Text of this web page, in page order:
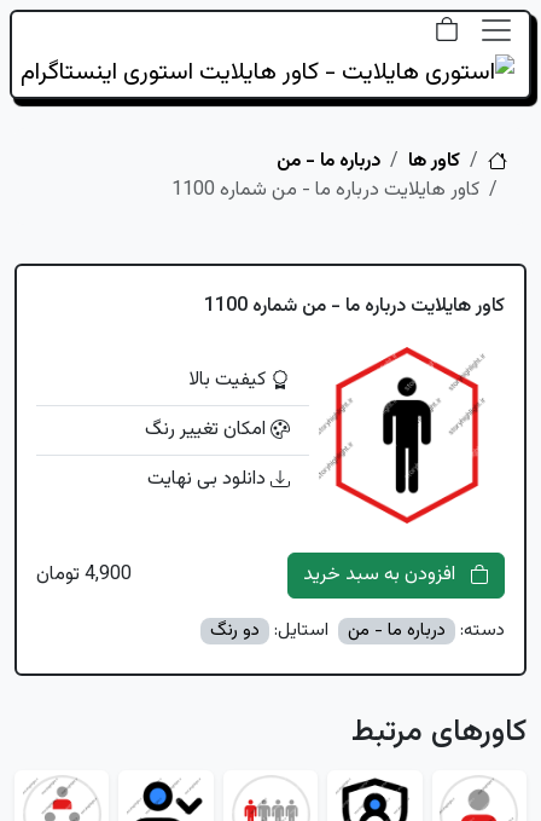
خانهکاور ها
درباره ما - من
کاور هایلایت درباره ما - من شماره 1100
کاور هایلایت درباره ما - من شماره 1100
کیفیت بالا
امکان تغییر رنگ
دانلود بی نهایت
4,900 تومان
دسته: درباره ما - من استایل: دو رنگ
کاورهای مرتبط